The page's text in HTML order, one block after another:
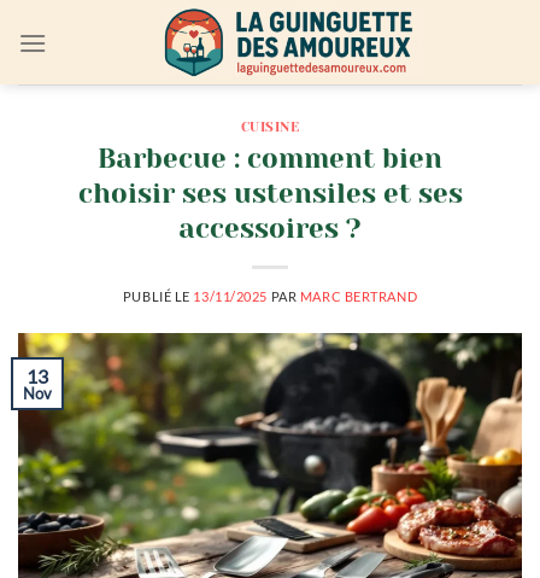
CUISINE
Barbecue : comment bien
choisir ses ustensiles et ses
accessoires ?
PUBLIÉ LE 13/11/2025 PAR MARC BERTRAND
13
Nov